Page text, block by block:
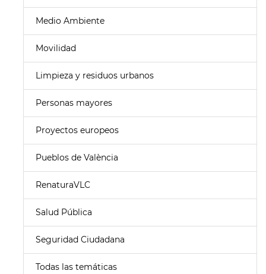
Medio Ambiente
Movilidad
Limpieza y residuos urbanos
Personas mayores
Proyectos europeos
Pueblos de València
RenaturaVLC
Salud Pública
Seguridad Ciudadana
Todas las temáticas